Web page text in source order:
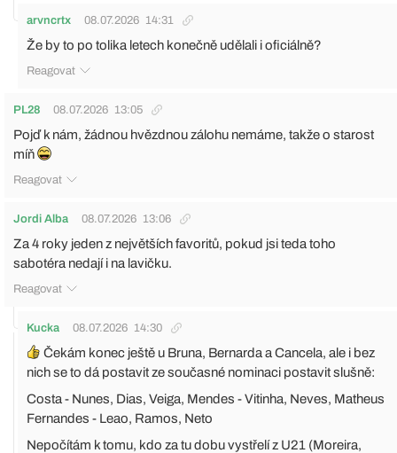
arvncrtx 08.07.2026 14:31
Že by to po tolika letech konečně udělali i oficiálně?
Reagovat
PL28 08.07.2026 13:05
Pojď k nám, žádnou hvězdnou zálohu nemáme, takže o starost
míň
Reagovat
Jordi Alba 08.07.2026 13:06
Za 4 roky jeden z největších favoritů, pokud jsi teda toho
sabotéra nedají i na lavičku.
Reagovat
Kucka 08.07.2026 14:30
Čekám konec ještě u Bruna, Bernarda a Cancela, ale i bez
nich se to dá postavit ze současné nominaci postavit slušně:
Costa - Nunes, Dias, Veiga, Mendes - Vitinha, Neves, Matheus
Fernandes - Leao, Ramos, Neto
Nepočítám k tomu, kdo za tu dobu vystřelí z U21 (Moreira,